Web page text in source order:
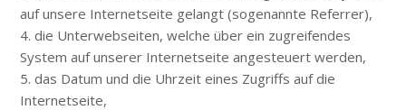
auf unsere Internetseite gelangt (sogenannte Referrer),
4. die Unterwebseiten, welche über ein zugreifendes
System auf unserer Internetseite angesteuert werden,
5. das Datum und die Uhrzeit eines Zugriffs auf die
Internetseite,